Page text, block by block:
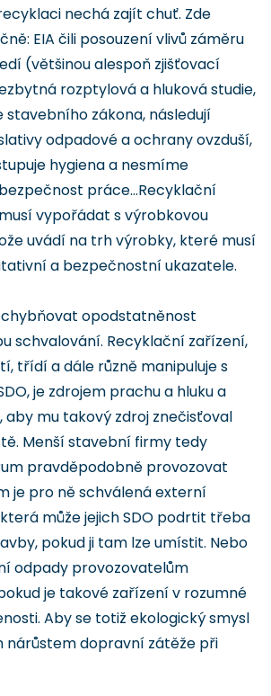
nechá zajít chuť. Zde
EIA čili posouzení vlivů záměru
(většinou alespoň zjišťovací
rozptylová a hluková studie,
stavebního zákona, následují
odpadové a ochrany ovzduší,
hygiena a nesmíme
práce…Recyklační
vypořádat s výrobkovou
uvádí na trh výrobky, které musí
a bezpečnostní ukazatele.
opodstatněnost
schvalování. Recyklační zařízení,
třídí a dále různě manipuluje s
je zdrojem prachu a hluku a
aby mu takový zdroj znečisťoval
Menší stavební firmy tedy
pravděpodobně provozovat
je pro ně schválená externí
může jejich SDO podrtit třeba
pokud ji tam lze umístit. Nebo
odpady provozovatelům
je takové zařízení v rozumné
Aby se totiž ekologický smysl
nárůstem dopravní zátěže při